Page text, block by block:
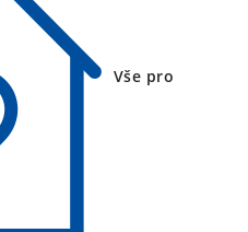
Vše pro